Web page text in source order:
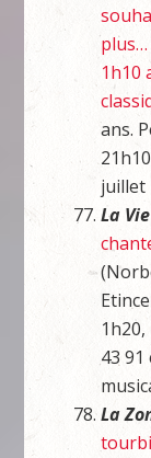
plus…
1h10
ans.
juillet
La
43
La